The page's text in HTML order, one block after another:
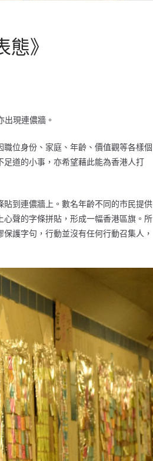
態》
出現連儂牆。
位身份、家庭、年齡、價值觀等各樣個
道的小事，亦希望藉此能為香港人打
到連儂牆上。數名年齡不同的市民提供
聲的字條拼貼，形成一幅香港區旗。所
護字句，行動並沒有任何行動召集人，